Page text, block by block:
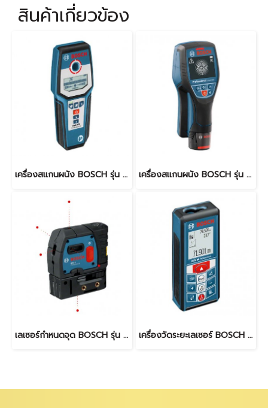
สินค้าเกี่ยวข้อง
เครื่องสแกนผนัง BOSCH รุ่น GMS 120 เครื่องสแกนผนัง BOSCH รุ่น D-TECT 120
เลเซอร์กำหนดจุด BOSCH รุ่น GPL 5 เครื่องวัดระยะเลเซอร์ BOSCH รุ่น GLM 80